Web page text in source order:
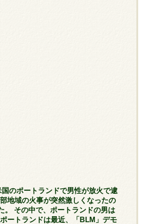
国のポートランドで男性が放火で逮
地域の火事が突然激しくなったの
。 その中で、ポートランドの男は
ートランドは最近、「BLM」デモ